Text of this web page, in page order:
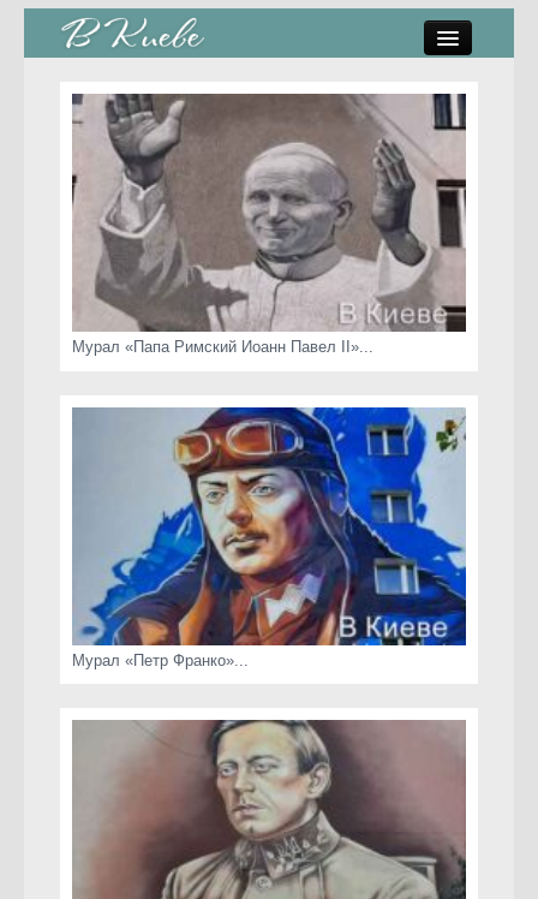
стрит-арт
коты Киева
скамейки
часы Киева
Мурал «Папа Римский Иоанн Павел II»...
Мурал «Петр Франко»...